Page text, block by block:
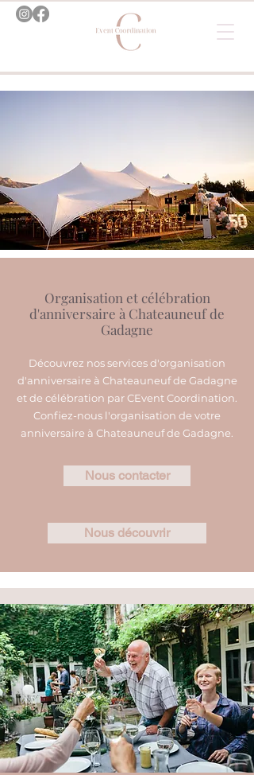
Organisation et célébration
d'anniversaire à Chateauneuf de
Gadagne
Découvrez nos services d'organisation
d'anniversaire à Chateauneuf de Gadagne
et de célébration par CEvent Coordination.
Confiez-nous l'organisation de votre
anniversaire à Chateauneuf de Gadagne.
Nous contacter
Nous découvrir